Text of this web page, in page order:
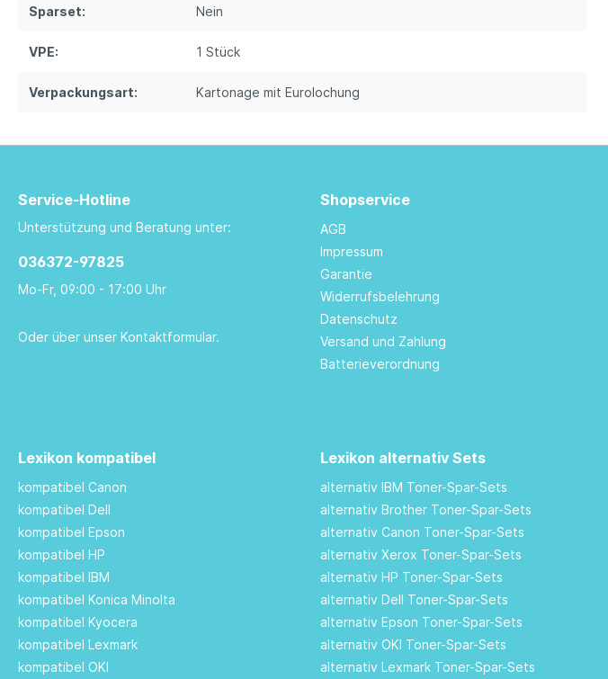
Sparset: Nein
VPE: 1 Stück
Verpackungsart: Kartonage mit Eurolochung
Service-Hotline
Unterstützung und Beratung unter:
036372-97825
Mo-Fr, 09:00 - 17:00 Uhr
Oder über unser Kontaktformular.
Shopservice
AGB
Impressum
Garantie
Widerrufsbelehrung
Datenschutz
Versand und Zahlung
Batterieverordnung
Lexikon kompatibel
kompatibel Canon
kompatibel Dell
kompatibel Epson
kompatibel HP
kompatibel IBM
kompatibel Konica Minolta
kompatibel Kyocera
kompatibel Lexmark
kompatibel OKI
Lexikon alternativ Sets
alternativ IBM Toner-Spar-Sets
alternativ Brother Toner-Spar-Sets
alternativ Canon Toner-Spar-Sets
alternativ Xerox Toner-Spar-Sets
alternativ HP Toner-Spar-Sets
alternativ Dell Toner-Spar-Sets
alternativ Epson Toner-Spar-Sets
alternativ OKI Toner-Spar-Sets
alternativ Lexmark Toner-Spar-Sets